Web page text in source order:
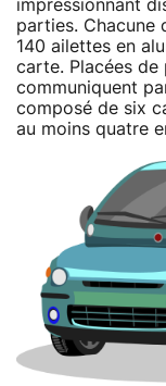
impressionnant
parties. Chacune
140 ailettes en
carte. Placées de
communiquent
composé de six
au moins quatre